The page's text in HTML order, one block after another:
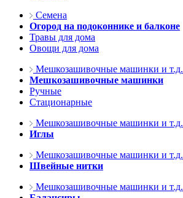
Семена
Огород на подоконнике и балконе
Травы для дома
Овощи для дома
Мешкозашивочные машинки и т.д.
Мешкозашивочные машинки
Ручные
Стационарные
Мешкозашивочные машинки и т.д.
Иглы
Мешкозашивочные машинки и т.д.
Швейные нитки
Мешкозашивочные машинки и т.д.